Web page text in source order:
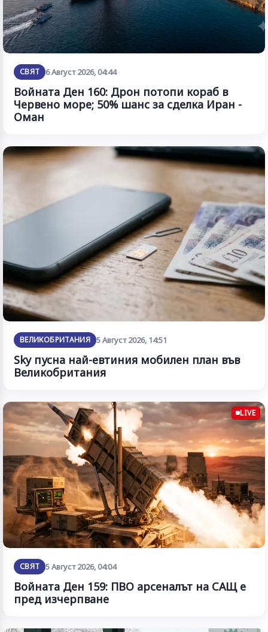
СВЯТ 6 Август 2026, 04:44
Войната Ден 160: Дрон потопи кораб в
Червено море; 50% шанс за сделка Иран -
Оман
ВЕЛИКОБРИТАНИЯ 5 Август 2026, 14:51
Sky пусна най-евтиния мобилен план във
Великобритания
LIVE
СВЯТ 5 Август 2026, 04:04
Войната Ден 159: ПВО арсеналът на САЩ е
пред изчерпване